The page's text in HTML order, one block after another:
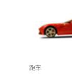
跑车